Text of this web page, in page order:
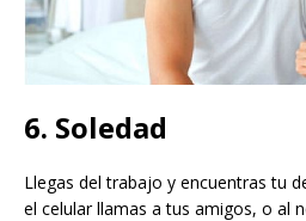
6. Soledad
Llegas del trabajo y encuentras tu
el celular llamas a tus amigos, o al